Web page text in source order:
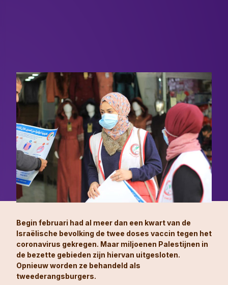
Begin februari had al meer dan een kwart van de
Israëlische bevolking de twee doses vaccin tegen het
coronavirus gekregen. Maar miljoenen Palestijnen in
de bezette gebieden zijn hiervan uitgesloten.
Opnieuw worden ze behandeld als
tweederangsburgers.